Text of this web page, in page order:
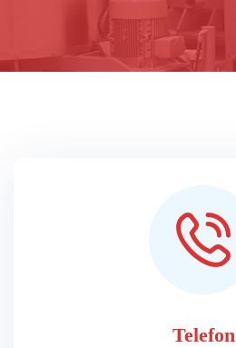
Telefon